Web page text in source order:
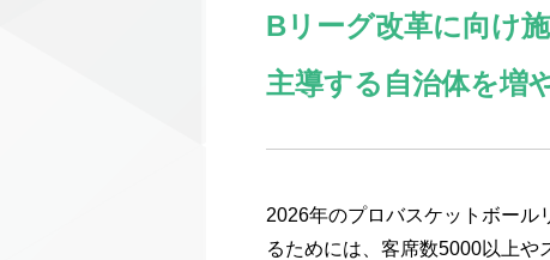
Bリーグ改革に向け
主導する自治体を増
2026年のプロバスケットボール
るためには、客席数5000以上